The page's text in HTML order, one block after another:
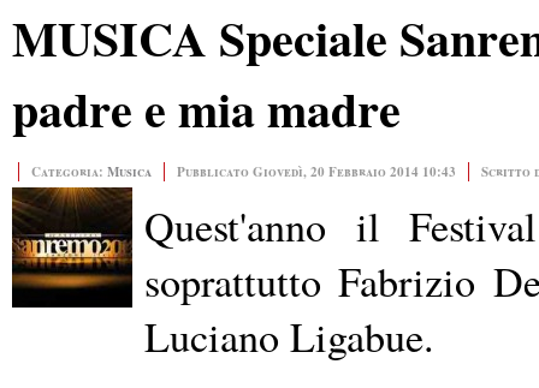
MUSICA Speciale
padre e mia madre
Categoria: Musica Pubblicato Giovedì, 20 Febbraio 2014 10:43 Scritto
Quest'anno il
soprattutto Fabrizio
Luciano Ligabue.